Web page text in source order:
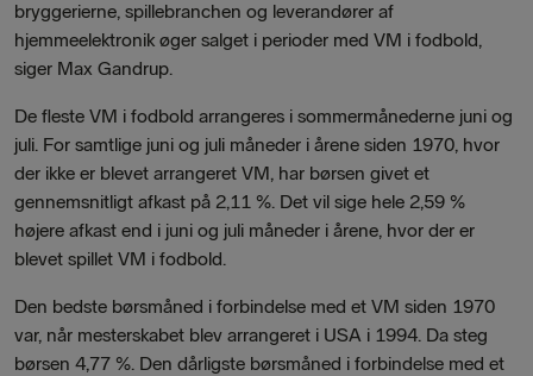
bryggerierne, spillebranchen og leverandører af
hjemmeelektronik øger salget i perioder med VM i fodbold,
siger Max Gandrup.
De fleste VM i fodbold arrangeres i sommermånederne juni og
juli. For samtlige juni og juli måneder i årene siden 1970, hvor
der ikke er blevet arrangeret VM, har børsen givet et
gennemsnitligt afkast på 2,11 %. Det vil sige hele 2,59 %
højere afkast end i juni og juli måneder i årene, hvor der er
blevet spillet VM i fodbold.
Den bedste børsmåned i forbindelse med et VM siden 1970
var, når mesterskabet blev arrangeret i USA i 1994. Da steg
børsen 4,77 %. Den dårligste børsmåned i forbindelse med et